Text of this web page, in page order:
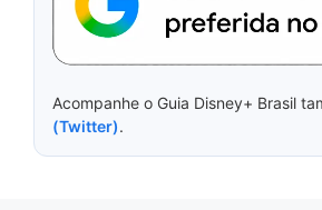
Acompanhe o Guia Disney+ Brasil
(Twitter).